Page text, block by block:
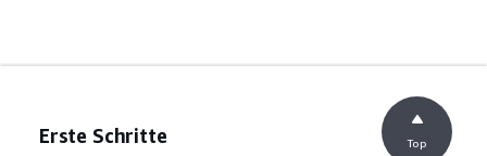
Erste Schritte Top